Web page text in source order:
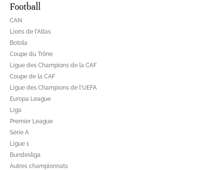
Football
CAN
Lions de l'Atlas
Botola
Coupe du Trône
Ligue des Champions de la CAF
Coupe de la CAF
Ligue des Champions de l'UEFA
Europa League
Liga
Premier League
Série A
Ligue 1
Bundesliga
Autres championnats